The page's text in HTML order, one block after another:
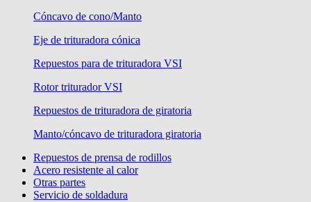
Cóncavo de cono/Manto
Eje de trituradora cónica
Repuestos para de trituradora VSI
Rotor triturador VSI
Repuestos de trituradora de giratoria
Manto/cóncavo de trituradora giratoria
Repuestos de prensa de rodillos
Acero resistente al calor
Otras partes
Servicio de soldadura